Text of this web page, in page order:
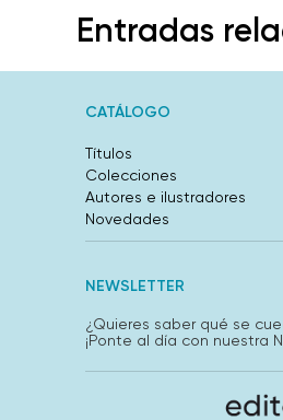
Entradas
CATÁLOGO
Títulos
Colecciones
Autores e ilustradores
Novedades
NEWSLETTER
¿Quieres saber qué se
¡Ponte al día con nuestra